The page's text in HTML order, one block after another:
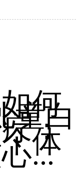
何
童白
：
体
...